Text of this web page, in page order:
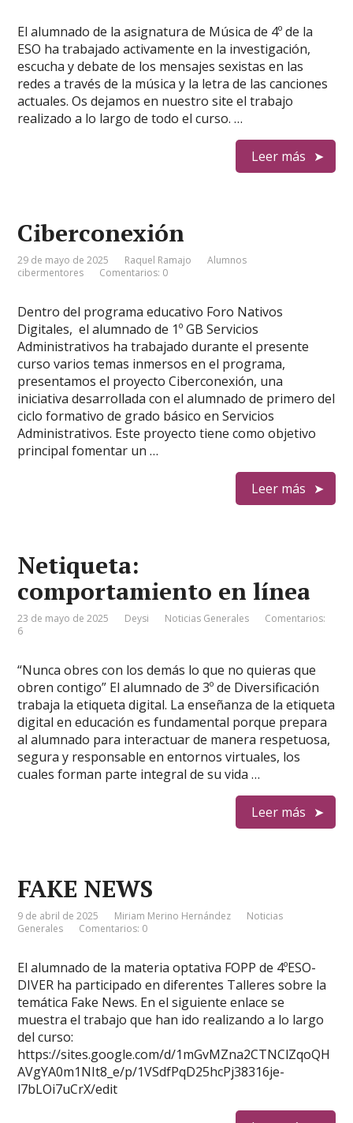
El alumnado de la asignatura de Música de 4º de la
ESO ha trabajado activamente en la investigación,
escucha y debate de los mensajes sexistas en las
redes a través de la música y la letra de las canciones
actuales. Os dejamos en nuestro site el trabajo
realizado a lo largo de todo el curso. …
Leer más
Ciberconexión
29 de mayo de 2025 Raquel Ramajo
Alumnos
cibermentores
Comentarios: 0
Dentro del programa educativo Foro Nativos
Digitales, el alumnado de 1º GB Servicios
Administrativos ha trabajado durante el presente
curso varios temas inmersos en el programa,
presentamos el proyecto Ciberconexión, una
iniciativa desarrollada con el alumnado de primero del
ciclo formativo de grado básico en Servicios
Administrativos. Este proyecto tiene como objetivo
principal fomentar un …
Leer más
Netiqueta:
comportamiento en línea
23 de mayo de 2025 Deysi Noticias Generales
Comentarios:
6
“Nunca obres con los demás lo que no quieras que
obren contigo” El alumnado de 3º de Diversificación
trabaja la etiqueta digital. La enseñanza de la etiqueta
digital en educación es fundamental porque prepara
al alumnado para interactuar de manera respetuosa,
segura y responsable en entornos virtuales, los
cuales forman parte integral de su vida …
Leer más
FAKE NEWS
9 de abril de 2025 Miriam Merino Hernández
Noticias
Generales
Comentarios: 0
El alumnado de la materia optativa FOPP de 4ºESO-
DIVER ha participado en diferentes Talleres sobre la
temática Fake News. En el siguiente enlace se
muestra el trabajo que han ido realizando a lo largo
del curso:
https://sites.google.com/d/1mGvMZna2CTNClZqoQH
AVgYA0m1NIt8_e/p/1VSdfPqD25hcPj38316je-
l7bLOi7uCrX/edit